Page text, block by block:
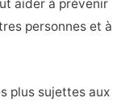
aider à prévenir
personnes et à
plus sujettes aux